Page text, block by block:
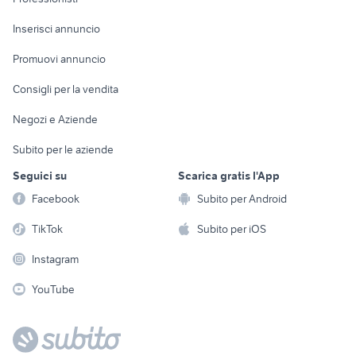
Console e
Fotografia
Telefonia
Biciclette
Inserisci annuncio
Promuovi annuncio
Consigli per la vendita
Negozi e Aziende
Subito per le aziende
Seguici su
Facebook
TikTok
Instagram
YouTube
Scarica gratis l'App
Subito per Android
Subito per iOS